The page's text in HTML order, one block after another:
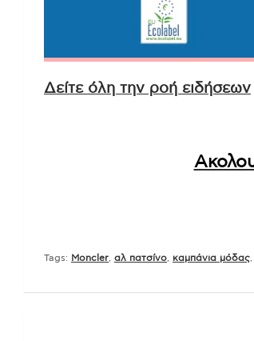
Δείτε όλη την ροή ειδήσεων
Tags: Moncler αλ πατσίνο καμπάνια μόδας